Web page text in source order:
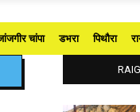
चांपा डभरा पिथौरा